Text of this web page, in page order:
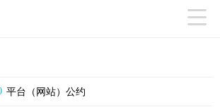

平台（网站）公约